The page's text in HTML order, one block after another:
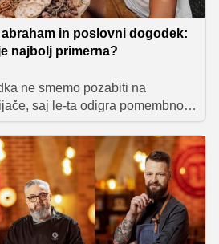
najrazličnejše sladke dobrote,
projekt pa je 'izmojstritev'
testa, iz katerega bo
rogljičke, ki se bodo kar
in poslovni dogodek:
najbolj primerna?
ne smemo pozabiti na
saj le-ta odigra pomembno
vpliva tudi na zadovoljstvo
k dobremu izgledu dogodka,
abraham ali pa poslovni
se nam ravno pri tem zatakne,
pogostitve bi bila za naš
Si omisliti catering, food truck
nekaj čisto drugega? Joj,